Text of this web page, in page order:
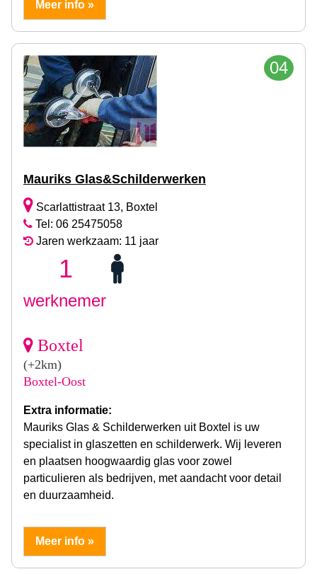
Meer info »
04
Mauriks Glas&Schilderwerken
Scarlattistraat 13, Boxtel
Tel: 06 25475058
Jaren werkzaam: 11 jaar
1
werknemer
Boxtel
(+2km)
Boxtel-Oost
Extra informatie:
Mauriks Glas & Schilderwerken uit Boxtel is uw
specialist in glaszetten en schilderwerk. Wij leveren
en plaatsen hoogwaardig glas voor zowel
particulieren als bedrijven, met aandacht voor detail
en duurzaamheid.
Meer info »